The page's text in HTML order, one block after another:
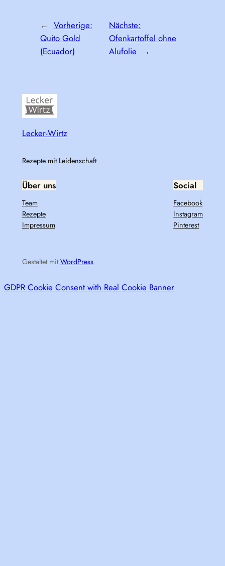
← Vorherige:
Quito Gold
(Ecuador)
Nächste:
Ofenkartoffel ohne
Alufolie →
Lecker-Wirtz
Rezepte mit Leidenschaft
Über uns
Team
Rezepte
Impressum
Social
Facebook
Instagram
Pinterest
Gestaltet mitWordPress
GDPR Cookie Consent with Real Cookie Banner